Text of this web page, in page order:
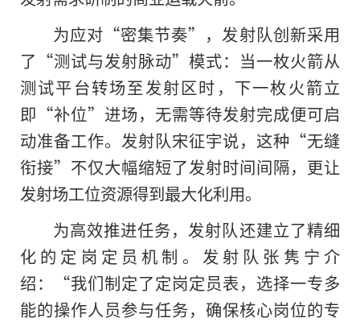
为应对“密集节奏”，发射队创新采用
了“测试与发射脉动”模式：当一枚火箭从
测试平台转场至发射区时，下一枚火箭立
即“补位”进场，无需等待发射完成便可启
动准备工作。发射队宋征宇说，这种“无缝
衔接”不仅大幅缩短了发射时间间隔，更让
发射场工位资源得到最大化利用。
为高效推进任务，发射队还建立了精细
化的定岗定员机制。发射队张隽宁介
绍：“我们制定了定岗定员表，选择一专多
能的操作人员参与任务，确保核心岗位的专